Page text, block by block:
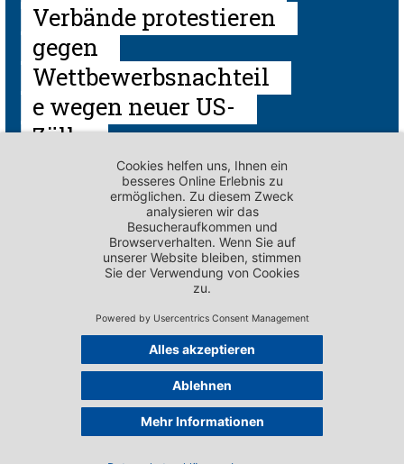
Verbände protestieren
gegen
Wettbewerbsnachteil
e wegen neuer US-
Zölle
SCHWEIZER WIRTSCHAFT SICHTBAR MACHEN
Bachem investiert in
neue Grossanlage im
Sisslerfeld